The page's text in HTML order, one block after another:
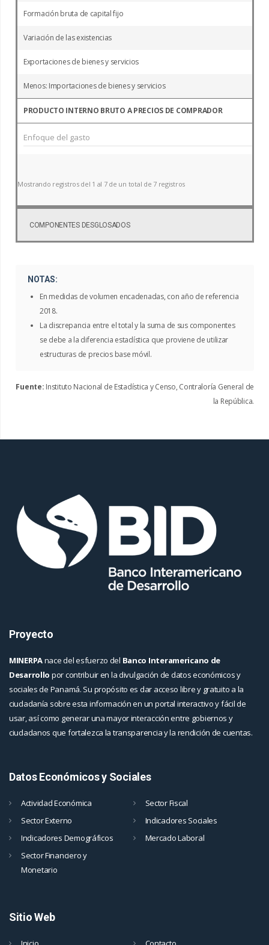
Formación bruta de capital fijo
Variación de las existencias
Exportaciones de bienes y servicios
Menos: Importaciones de bienes y servicios
PRODUCTO INTERNO BRUTO A PRECIOS DE COMPRADOR
Mostrando registros del 1 al 7 de un total de 7 registros
COMPONENTES DESGLOSADOS
NOTAS:
En medidas de volumen encadenadas, con año de referencia
2018.
La discrepancia entre el total y la suma de sus componentes
se debe a la diferencia estadística que proviene de utilizar
estructuras de precios base móvil.
Fuente: Instituto Nacional de Estadística y Censo, Contraloría General de
la República.
Proyecto
MINERPAnace del esfuerzo del Banco Interamericano de
Desarrollo por contribuir en la divulgación de datos económicos y
sociales de Panamá. Su propósito es dar acceso libre y gratuito a la
ciudadanía sobre esta información en un portal interactivo y fácil de
usar, así como generar una mayor interacción entre gobiernos y
ciudadanos que fortalezca la transparencia y la rendición de cuentas.
Datos Económicos y Sociales
Actividad Económica
Sector Fiscal
Sector Externo
Indicadores Sociales
Indicadores Demográficos
Mercado Laboral
Sector Financiero y
Monetario
Sitio Web